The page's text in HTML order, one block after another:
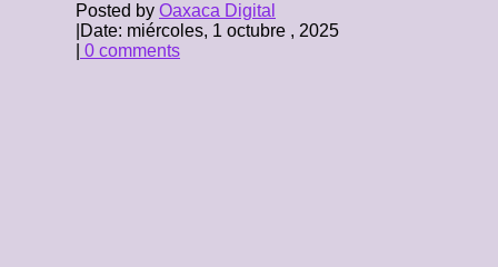
Posted by Oaxaca Digital
Date: miércoles, 1 octubre , 2025
0 comments